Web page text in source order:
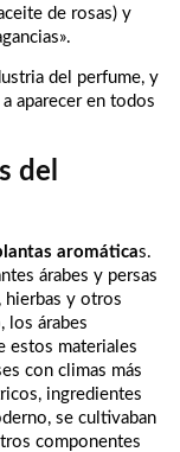
de rosas) y
del perfume, y
aparecer en todos
del
aromáticas.
árabes y persas
hierbas y otros
los árabes
estos materiales
con climas más
ingredientes
se cultivaban
componentes